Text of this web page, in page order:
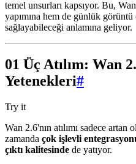
temel unsurları kapsıyor. Bu,
yapımına hem de günlük
sağlayabileceği anlamına geliyor.
01 Üç Atılım: Wan
Yetenekleri#
Try it
Wan 2.6'nın atılımı sadece
zamanda çok işlevli
çıktı kalitesinde de yatıyor.